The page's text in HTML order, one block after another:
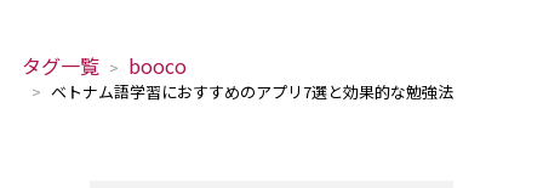
タグ一覧 booco
ベトナム語学習におすすめのアプリ7選と効果的な勉強法